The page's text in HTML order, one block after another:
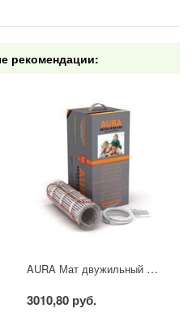
рекомендации:
AURA Мат двужильный 1.0 м2
3010,80 руб.